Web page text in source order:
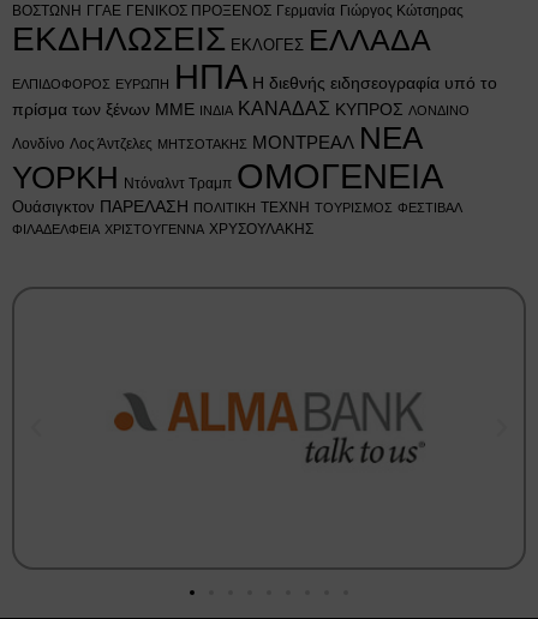
ΒΟΣΤΩΝΗ ΓΓΑΕ ΓΕΝΙΚΟΣ ΠΡΟΞΕΝΟΣ Γερμανία Γιώργος Κώτσηρας
ΕΚΔΗΛΩΣΕΙΣ ΕΚΛΟΓΕΣ ΕΛΛΑΔΑ
ΕΛΠΙΔΟΦΟΡΟΣ ΕΥΡΩΠΗ ΗΠΑ Η διεθνής ειδησεογραφία υπό το
πρίσμα των ξένων ΜΜΕ ΙΝΔΙΑ ΚΑΝΑΔΑΣ ΚΥΠΡΟΣ ΛΟΝΔΙΝΟ
Λονδίνο Λος Άντζελες ΜΗΤΣΟΤΑΚΗΣ ΜΟΝΤΡΕΑΛ ΝΕΑ
ΥΟΡΚΗ Ντόναλντ Τραμπ ΟΜΟΓΕΝΕΙΑ
Ουάσιγκτον ΠΑΡΕΛΑΣΗ ΠΟΛΙΤΙΚΗ ΤΕΧΝΗ ΤΟΥΡΙΣΜΟΣ ΦΕΣΤΙΒΑΛ
ΦΙΛΑΔΕΛΦΕΙΑ ΧΡΙΣΤΟΥΓΕΝΝΑ ΧΡΥΣΟΥΛΑΚΗΣ